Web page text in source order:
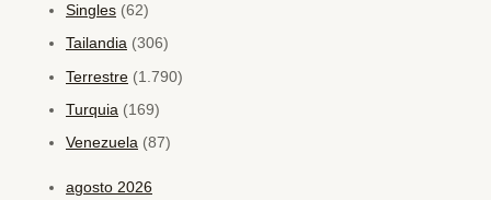
Singles (62)
Tailandia (306)
Terrestre (1.790)
Turquia (169)
Venezuela (87)
agosto 2026